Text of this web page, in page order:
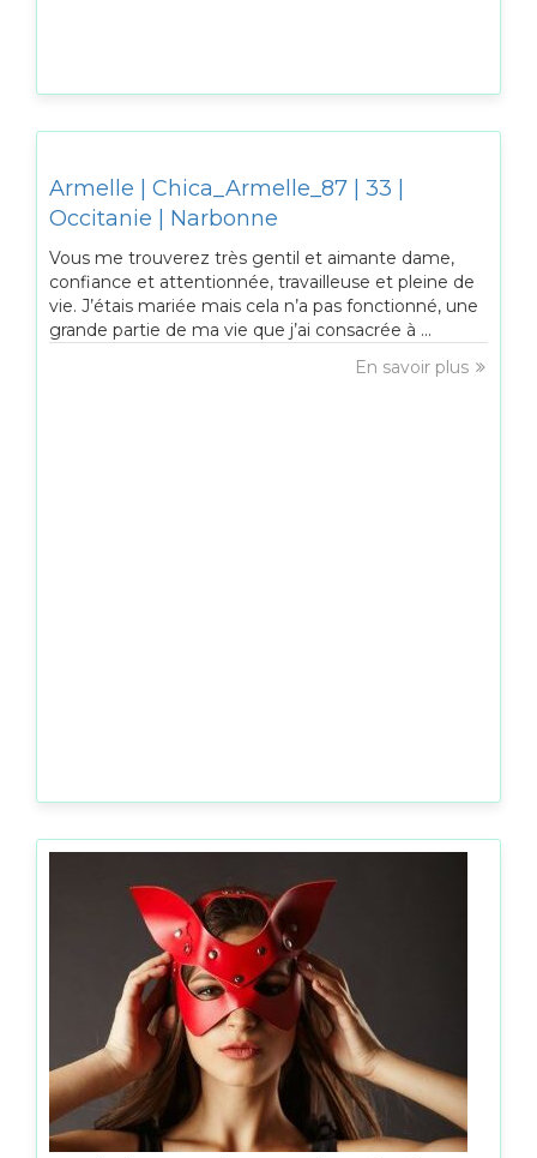
Armelle | Chica_Armelle_87 | 33 |
Occitanie | Narbonne
Vous me trouverez très gentil et aimante dame,
confiance et attentionnée, travailleuse et pleine de
vie. J’étais mariée mais cela n’a pas fonctionné, une
grande partie de ma vie que j’ai consacrée à ...
En savoir plus